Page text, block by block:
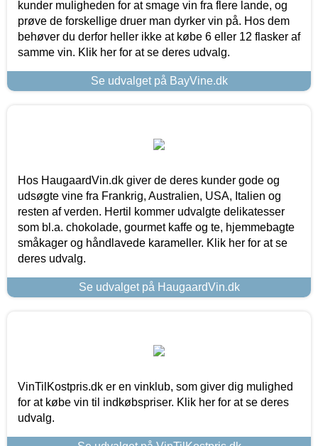
kunder muligheden for at smage vin fra flere lande, og
prøve de forskellige druer man dyrker vin på. Hos dem
behøver du derfor heller ikke at købe 6 eller 12 flasker af
samme vin. Klik her for at se deres udvalg.
Se udvalget på BayVine.dk
Hos HaugaardVin.dk giver de deres kunder gode og
udsøgte vine fra Frankrig, Australien, USA, Italien og
resten af verden. Hertil kommer udvalgte delikatesser
som bl.a. chokolade, gourmet kaffe og te, hjemmebagte
småkager og håndlavede karameller. Klik her for at se
deres udvalg.
Se udvalget på HaugaardVin.dk
VinTilKostpris.dk er en vinklub, som giver dig mulighed
for at købe vin til indkøbspriser. Klik her for at se deres
udvalg.